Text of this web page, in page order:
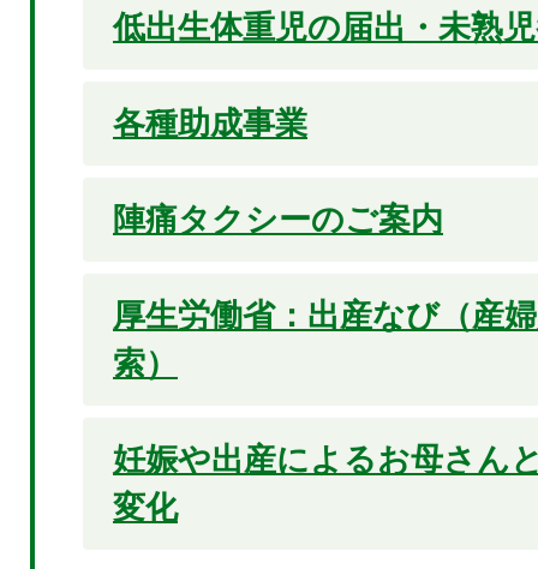
低出生体重児の届出・未熟
各種助成事業
陣痛タクシーのご案内
厚生労働省：出産なび（産
索）
妊娠や出産によるお母さん
変化